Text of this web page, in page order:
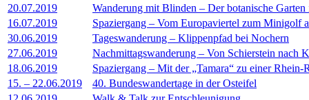
20.07.2019
Wanderung mit Blinden – Der botanische
16.07.2019
Spaziergang – Vom Europaviertel zum Minigolf
30.06.2019
Tageswanderung – Klippenpfad bei Nochern
27.06.2019
Nachmittagswanderung – Von Schierstein nach
18.06.2019
Spaziergang – Mit der „Tamara“ zu einer Rhein-
15. – 22.06.2019
40. Bundeswandertage in der Osteifel